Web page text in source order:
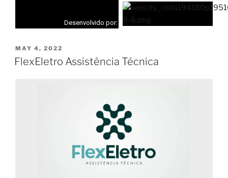
Desenvolvido por:
MAY 4, 2022
FlexEletro Assistência Técnica